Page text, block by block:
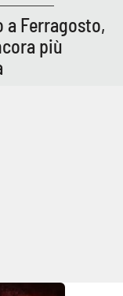
a Ferragosto,
più